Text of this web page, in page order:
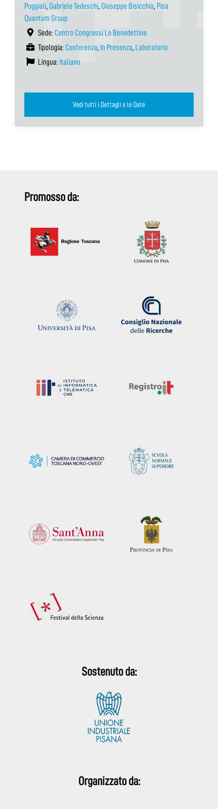
Poggiali, Gabriele Tedeschi, Giuseppe Bisicchia, Pisa
Quantum Group
Sede: Centro Congressi Le Benedettine
Tipologia: Conferenza, In Presenza, Laboratorio
Lingua: Italiano
Vedi tutti i Dettagli e le Date
Promosso da:
Sostenuto da:
Organizzato da: